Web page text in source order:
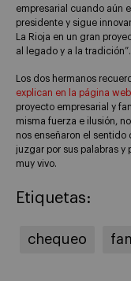
empresarial cuando aún
presidente y sigue
La Rioja en un gran
al legado y a la tradición”.
Los dos hermanos
explican en la página
proyecto empresarial y
misma fuerza e ilusión,
nos enseñaron el sentido
juzgar por sus palabras
muy vivo.
Etiquetas:
chequeo